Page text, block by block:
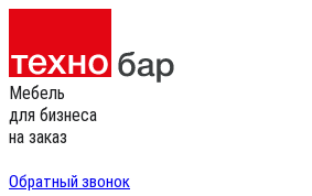
Мебель
для бизнеса
на заказ
Обратный звонок